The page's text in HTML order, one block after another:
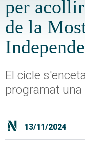
per
de la
El cicle
programat
13/11/2024